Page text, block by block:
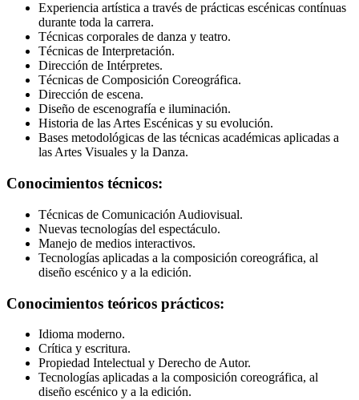
Experiencia artística a través de prácticas escénicas contínuas
durante toda la carrera.
Técnicas corporales de danza y teatro.
Técnicas de Interpretación.
Dirección de Intérpretes.
Técnicas de Composición Coreográfica.
Dirección de escena.
Diseño de escenografía e iluminación.
Historia de las Artes Escénicas y su evolución.
Bases metodológicas de las técnicas académicas aplicadas a
las Artes Visuales y la Danza.
Conocimientos técnicos:
Técnicas de Comunicación Audiovisual.
Nuevas tecnologías del espectáculo.
Manejo de medios interactivos.
Tecnologías aplicadas a la composición coreográfica, al
diseño escénico y a la edición.
Conocimientos teóricos prácticos:
Idioma moderno.
Crítica y escritura.
Propiedad Intelectual y Derecho de Autor.
Tecnologías aplicadas a la composición coreográfica, al
diseño escénico y a la edición.